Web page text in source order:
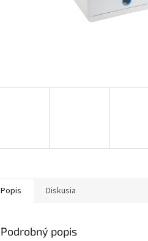
Popis Diskusia
Podrobný popis